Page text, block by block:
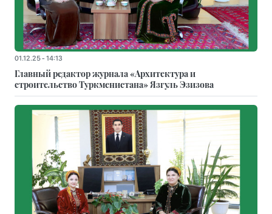
01.12.25 - 14:13
Главный редактор журнала «Архитектура и
строительство Туркменистана» Язгуль Эзизова